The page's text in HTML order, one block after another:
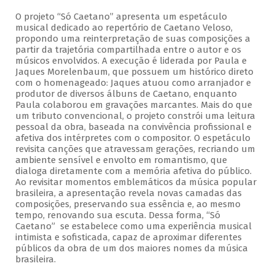
O projeto “Só Caetano” apresenta um espetáculo
musical dedicado ao repertório de Caetano Veloso,
propondo uma reinterpretação de suas composições a
partir da trajetória compartilhada entre o autor e os
músicos envolvidos. A execução é liderada por Paula e
Jaques Morelenbaum, que possuem um histórico direto
com o homenageado: Jaques atuou como arranjador e
produtor de diversos álbuns de Caetano, enquanto
Paula colaborou em gravações marcantes. Mais do que
um tributo convencional, o projeto constrói uma leitura
pessoal da obra, baseada na convivência profissional e
afetiva dos intérpretes com o compositor. O espetáculo
revisita canções que atravessam gerações, recriando um
ambiente sensível e envolto em romantismo, que
dialoga diretamente com a memória afetiva do público.
Ao revisitar momentos emblemáticos da música popular
brasileira, a apresentação revela novas camadas das
composições, preservando sua essência e, ao mesmo
tempo, renovando sua escuta. Dessa forma, “Só
Caetano” se estabelece como uma experiência musical
intimista e sofisticada, capaz de aproximar diferentes
públicos da obra de um dos maiores nomes da música
brasileira.